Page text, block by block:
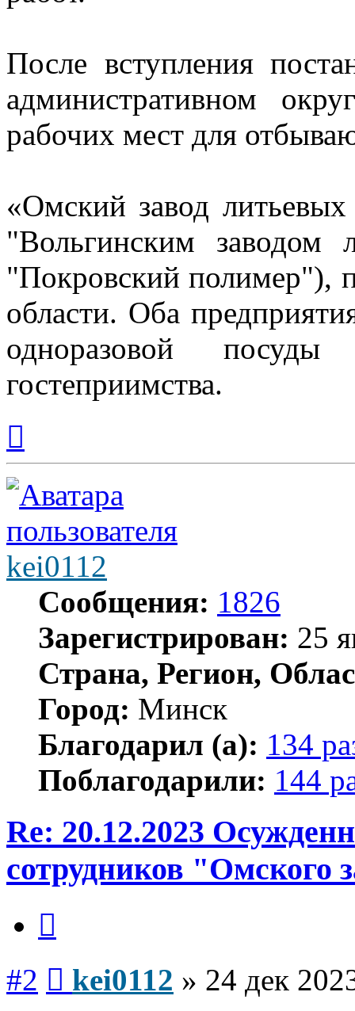
После вступления
административном
рабочих мест для
«Омский завод
"Вольгинским заводом
"Покровский полимер"),
области. Оба
одноразовой
гостеприимства.
началу
kei0112
Сообщения: 1826
Зарегистрирован: 25
Страна, Регион,
Город: Минск
Благодарил (а): 134
Поблагодарили: 144
Re: 20.12.2023
сотрудников "Омского
#2 kei0112 » 24 дек